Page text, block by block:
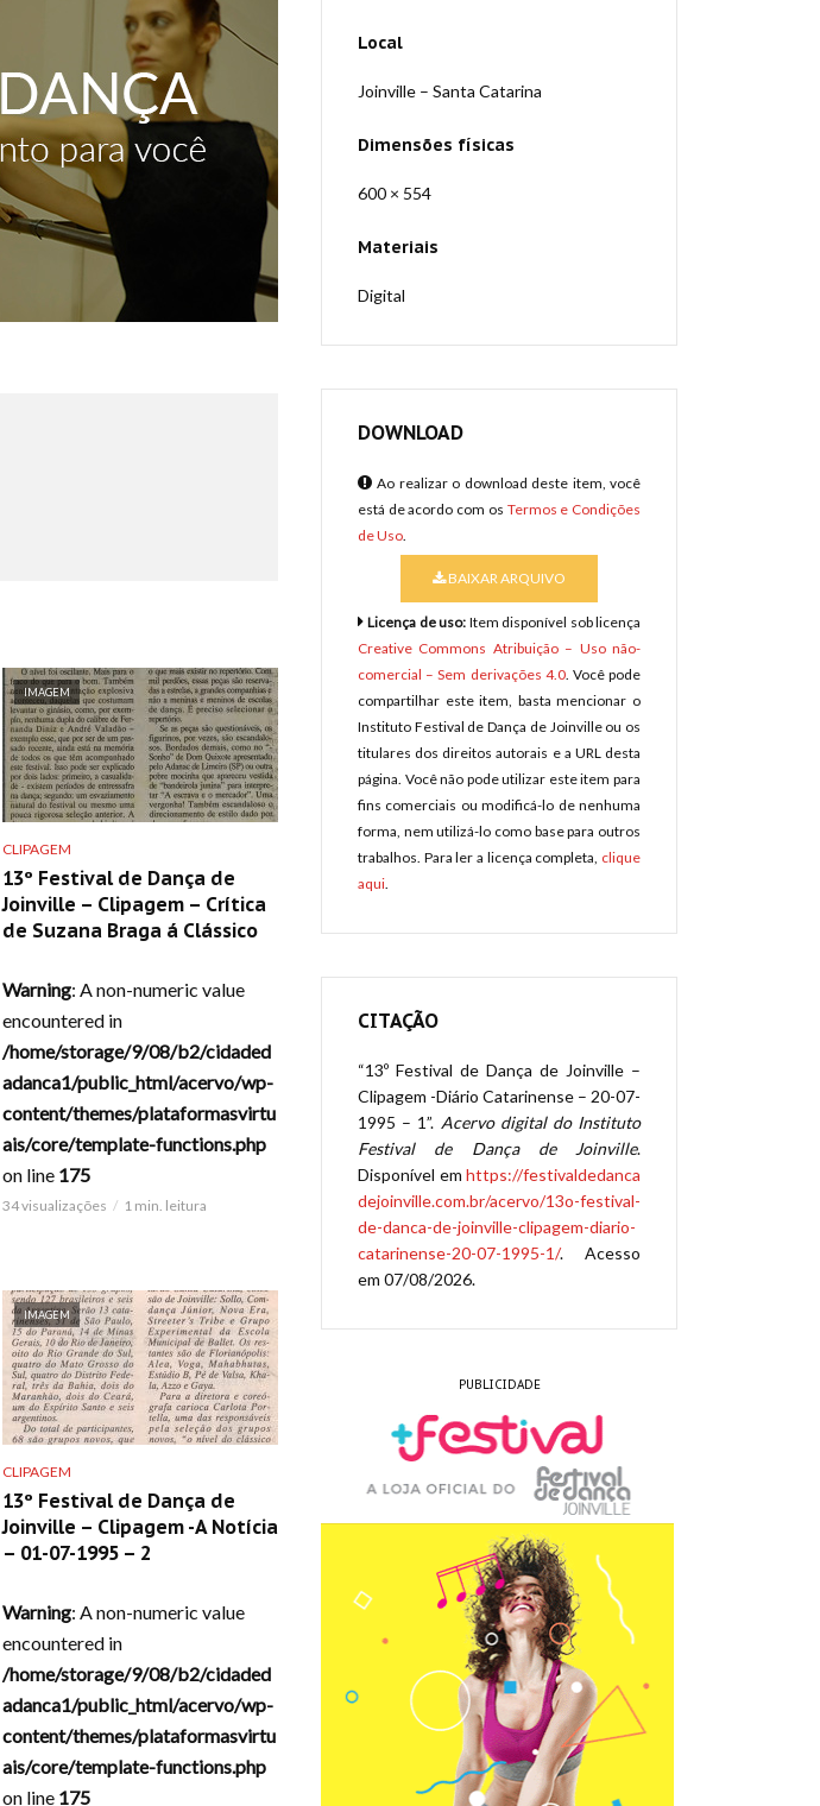
IMAGEM
CLIPAGEM
13º Festival de Dança de
Joinville – Clipagem – Crítica
de Suzana Braga á Clássico
Warning: A non-numeric value
encountered in
/home/storage/9/08/b2/cidaded
adanca1/public_html/acervo/wp-
content/themes/plataformasvirtu
ais/core/template-functions.php
on line 175
34 visualizações 1 min. leitura
IMAGEM
CLIPAGEM
13º Festival de Dança de
Joinville – Clipagem -A Notícia
– 01-07-1995 – 2
Warning: A non-numeric value
encountered in
/home/storage/9/08/b2/cidaded
adanca1/public_html/acervo/wp-
content/themes/plataformasvirtu
ais/core/template-functions.php
on line 175
Local
Joinville – Santa Catarina
Dimensões físicas
600 × 554
Materiais
Digital
DOWNLOAD
Ao realizar o download deste item, você
está de acordo com os Termos e Condições
de Uso.
BAIXAR ARQUIVO
Licença de uso: Item disponível sob licença
Creative Commons Atribuição – Uso não-
comercial – Sem derivações 4.0. Você pode
compartilhar este item, basta mencionar o
Instituto Festival de Dança de Joinville ou os
titulares dos direitos autorais e a URL desta
página. Você não pode utilizar este item para
fins comerciais ou modificá-lo de nenhuma
forma, nem utilizá-lo como base para outros
trabalhos. Para ler a licença completa, clique
aqui.
CITAÇÃO
“13º Festival de Dança de Joinville –
Clipagem -Diário Catarinense – 20-07-
1995 – 1”. Acervo digital do Instituto
Festival de Dança de Joinville.
Disponível em https://festivaldedanca
dejoinville.com.br/acervo/13o-festival-
de-danca-de-joinville-clipagem-diario-
catarinense-20-07-1995-1/. Acesso
em 07/08/2026.
PUBLICIDADE